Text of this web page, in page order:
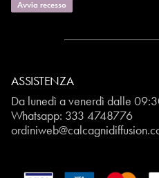
Avvia recesso
ASSISTENZA
Da lunedì a venerdì dalle
Whatsapp: 333 4748776